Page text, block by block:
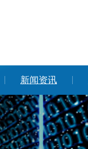
新闻资讯